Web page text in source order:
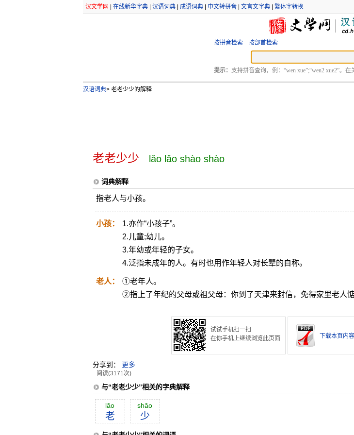
汉文学网 在线新华字典| 汉语词典| 成语词典| 中文转拼音| 文言文字典| 繁体字转换
按拼音检索 按部首检索
提示： 支持拼音查询，例：“wen xue”;“wen2 xue2”。
汉语词典>老老少少的解释
老老少少 lǎo lǎo shào shào
词典解释
指老人与小孩。
小孩：
1.亦作“小孩子”。
2.儿童;幼儿。
3.年幼或年轻的子女。
4.泛指未成年的人。有时也用作年轻人对长辈的自称。
老人：
①老年人。
②指上了年纪的父母或祖父母：你到了天津来封信，免得家里老人惦
试试手机扫一扫
在你手机上继续浏览此页面
下载本页内容
分享到： 更多
阅读(3171次)
与“老老少少”相关的字典解释
lăo
老
shăo
少